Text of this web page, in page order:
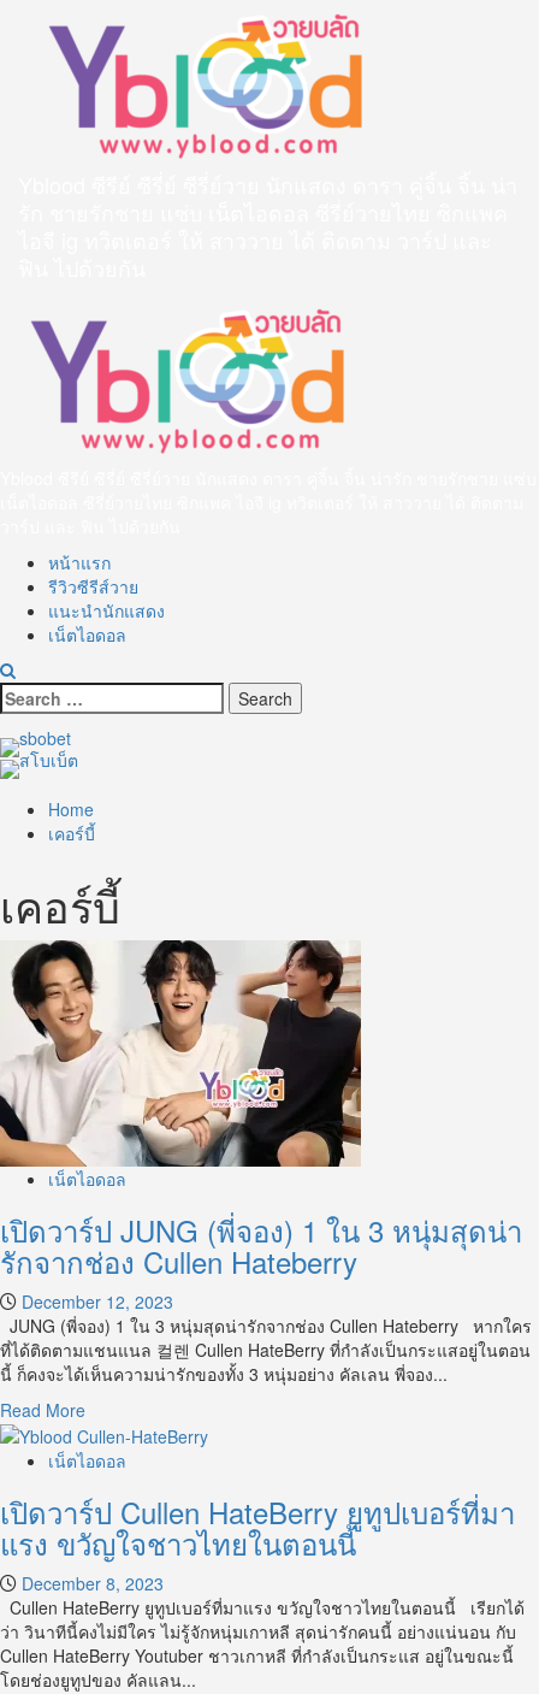
Menu
หน้าแรก
รีวิวซีรีส์วาย
แนะนำนักแสดง
เน็ตไอดอล
Search
for:
Home
เคอร์บี้
เคอร์บี้
เน็ตไอดอล
เปิดวาร์ป JUNG (พี่จอง) 1 ใน 3 หนุ่มสุดน่า
รักจากช่อง Cullen Hateberry
December 12, 2023
JUNG (พี่จอง) 1 ใน 3 หนุ่มสุดน่ารักจากช่อง Cullen Hateberry หากใคร
ที่ได้ติดตามแชนแนล 컬렌 Cullen HateBerry ที่กำลังเป็นกระแสอยู่ในตอน
นี้ ก็คงจะได้เห็นความน่ารักของทั้ง 3 หนุ่มอย่าง คัลเลน พี่จอง...
Read MoreRead
more
about
วาร์
ป
JUNG
(พี่
จอง)
1
ใน
3
เน็ตไอดอล
เปิดวาร์ป Cullen HateBerry ยูทูปเบอร์ที่มา
แรง ขวัญใจชาวไทยในตอนนี้
December 8, 2023
Cullen HateBerry ยูทูปเบอร์ที่มาแรง ขวัญใจชาวไทยในตอนนี้ เรียกได้
ว่า วินาทีนี้คงไม่มีใคร ไม่รู้จักหนุ่มเกาหลี สุดน่ารักคนนี้ อย่างแน่นอน กับ
Cullen HateBerry Youtuber ชาวเกาหลี ที่กำลังเป็นกระแส อยู่ในขณะนี้
โดยช่องยูทูปของ คัลแลน...